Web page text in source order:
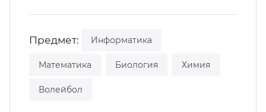
программы
Предмет: Информатика
Математика Биология Химия
Волейбол